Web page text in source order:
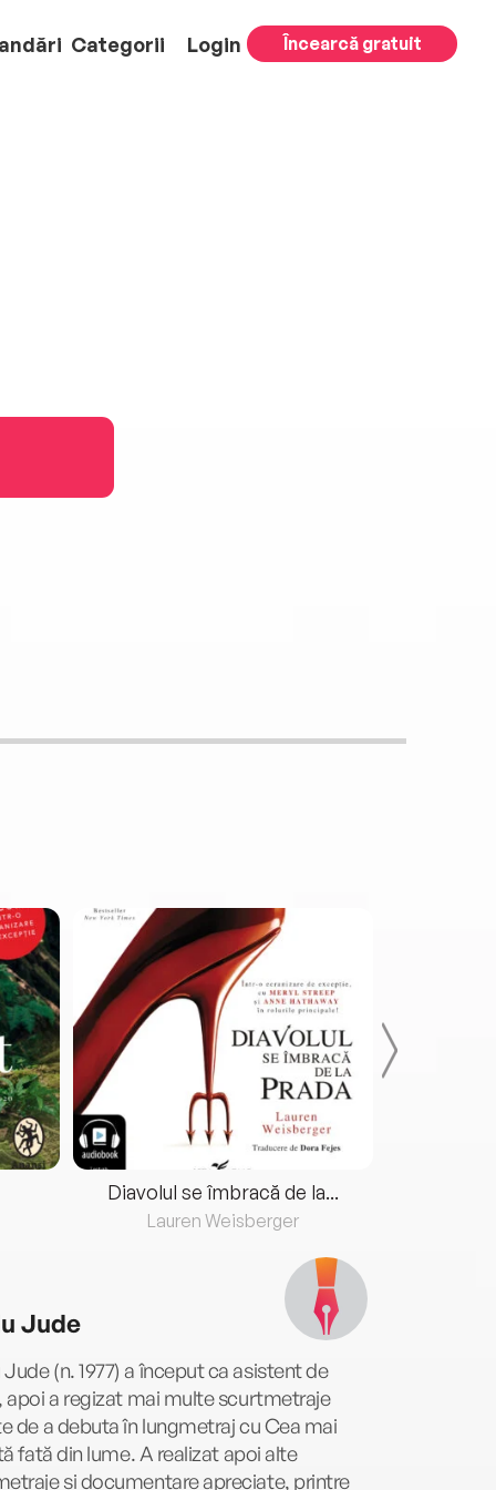
Categorii Login Încearcă gratuit
Diavolul se îmbracă de la...
Lauren Weisberger
Jude
Jude (n. 1977) a început ca asistent de
apoi a regizat mai multe scurtmetraje
de a debuta în lungmetraj cu Cea mai
fată din lume. A realizat apoi alte
și documentare apreciate, printre